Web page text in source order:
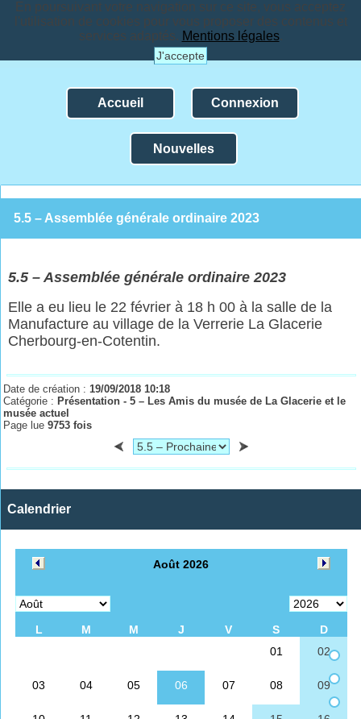
En poursuivant votre navigation sur ce site, vous acceptez
l'utilisation de cookies pour vous proposer des contenus et
services adaptés. Mentions légales.
J'accepte
Accueil Connexion
Nouvelles
5.5 – Assemblée générale ordinaire 2023
5.5 – Assemblée générale ordinaire 2023
Elle a eu lieu le 22 février à 18 h 00 à la salle de la
Manufacture au village de la Verrerie La Glacerie
Cherbourg-en-Cotentin.
Date de création : 19/09/2018 10:18
Catégorie : Présentation - 5 – Les Amis du musée de La Glacerie et le
musée actuel
Page lue9753 fois
Calendrier